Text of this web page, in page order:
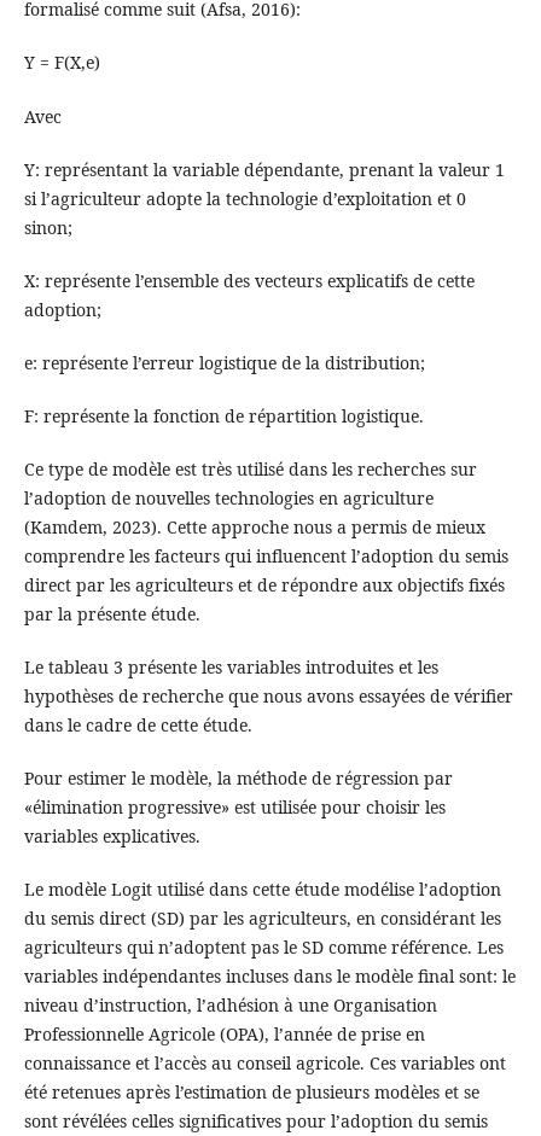
formalisé comme suit (Afsa, 2016):
Y = F(X,e)
Avec
Y: représentant la variable dépendante, prenant la valeur 1
si l’agriculteur adopte la technologie d’exploitation et 0
sinon;
X: représente l’ensemble des vecteurs explicatifs de cette
adoption;
e: représente l’erreur logistique de la distribution;
F: représente la fonction de répartition logistique.
Ce type de modèle est très utilisé dans les recherches sur
l’adoption de nouvelles technologies en agriculture
(Kamdem, 2023). Cette approche nous a permis de mieux
comprendre les facteurs qui influencent l’adoption du semis
direct par les agriculteurs et de répondre aux objectifs fixés
par la présente étude.
Le tableau 3 présente les variables introduites et les
hypothèses de recherche que nous avons essayées de vérifier
dans le cadre de cette étude.
Pour estimer le modèle, la méthode de régression par
«élimination progressive» est utilisée pour choisir les
variables explicatives.
Le modèle Logit utilisé dans cette étude modélise l’adoption
du semis direct (SD) par les agriculteurs, en considérant les
agriculteurs qui n’adoptent pas le SD comme référence. Les
variables indépendantes incluses dans le modèle final sont: le
niveau d’instruction, l’adhésion à une Organisation
Professionnelle Agricole (OPA), l’année de prise en
connaissance et l’accès au conseil agricole. Ces variables ont
été retenues après l’estimation de plusieurs modèles et se
sont révélées celles significatives pour l’adoption du semis